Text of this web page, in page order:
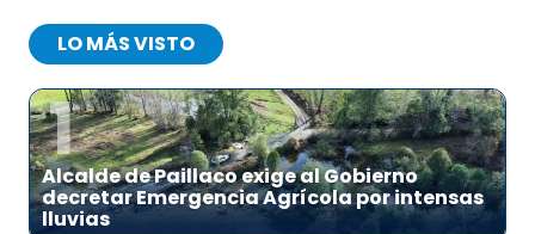
LO MÁS VISTO
1
Alcalde de Paillaco exige al Gobierno
decretar Emergencia Agrícola por intensas
lluvias